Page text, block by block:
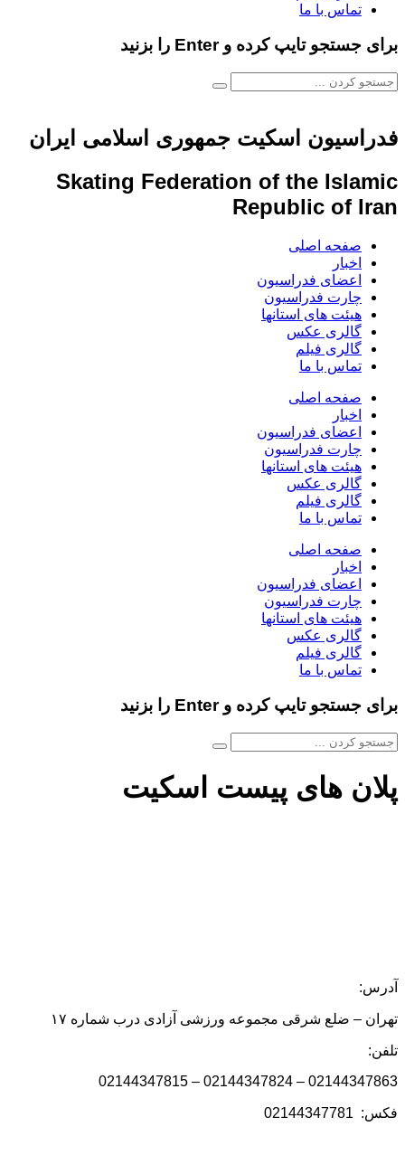
تماس با ما
برای جستجو تایپ کرده و Enter را بزنید
فدراسیون اسکیت جمهوری اسلامی ایران
Skating Federation of the Islamic
Republic of Iran
صفحه اصلی
اخبار
اعضای فدراسیون
چارت فدراسیون
هیئت های استانها
گالری عکس
گالری فیلم
تماس با ما
صفحه اصلی
اخبار
اعضای فدراسیون
چارت فدراسیون
هیئت های استانها
گالری عکس
گالری فیلم
تماس با ما
صفحه اصلی
اخبار
اعضای فدراسیون
چارت فدراسیون
هیئت های استانها
گالری عکس
گالری فیلم
تماس با ما
برای جستجو تایپ کرده و Enter را بزنید
پلان های پیست اسکیت
آدرس:
تهران – ضلع شرقی مجموعه ورزشی آزادی درب شماره ۱۷
تلفن:
02144347863 – 02144347824 – 02144347815
فکس: 02144347781